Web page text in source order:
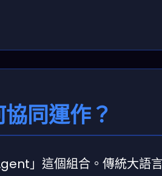
同運作？
」這個組合。傳統大語